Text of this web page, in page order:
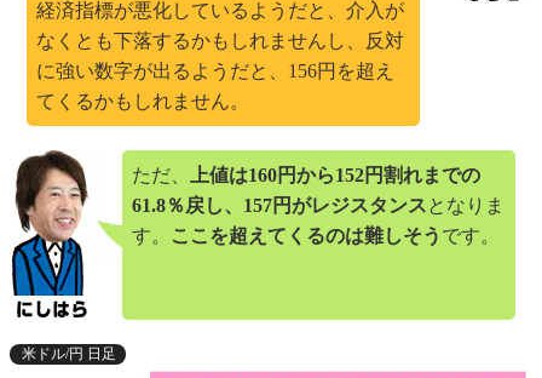
経済指標が悪化しているようだと、介入が
なくとも下落するかもしれませんし、反対
に強い数字が出るようだと、156円を超え
てくるかもしれません。
ただ、
上値は160円から152円割れまでの
61.8％戻し、157円がレジスタンスとなりま
す。
ここを超えてくるのは難しそう です。
米ドル/円 日足